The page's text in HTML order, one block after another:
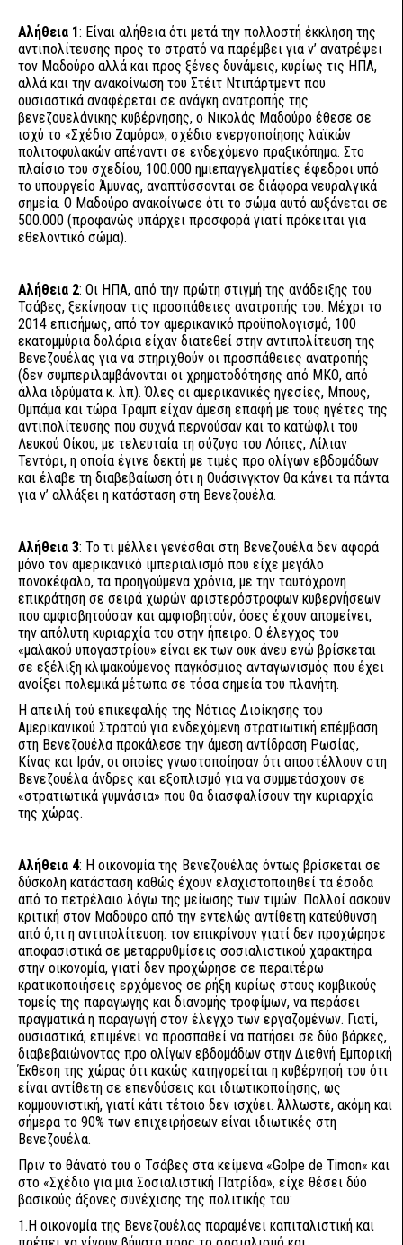
Αλήθεια 1: Είναι αλήθεια ότι μετά την πολλοστή έκκληση της
αντιπολίτευσης προς το στρατό να παρέμβει για ν’ ανατρέψει
τον Μαδούρο αλλά και προς ξένες δυνάμεις, κυρίως τις ΗΠΑ,
αλλά και την ανακοίνωση του Στέιτ Ντιπάρτμεντ που
ουσιαστικά αναφέρεται σε ανάγκη ανατροπής της
βενεζουελάνικης κυβέρνησης, ο Νικολάς Μαδούρο έθεσε σε
ισχύ το «Σχέδιο Ζαμόρα», σχέδιο ενεργοποίησης λαϊκών
πολιτοφυλακών απέναντι σε ενδεχόμενο πραξικόπημα. Στο
πλαίσιο του σχεδίου, 100.000 ημιεπαγγελματίες έφεδροι υπό
το υπουργείο Άμυνας, αναπτύσσονται σε διάφορα νευραλγικά
σημεία. Ο Μαδούρο ανακοίνωσε ότι το σώμα αυτό αυξάνεται σε
500.000 (προφανώς υπάρχει προσφορά γιατί πρόκειται για
εθελοντικό σώμα).
Αλήθεια 2: Οι ΗΠΑ, από την πρώτη στιγμή της ανάδειξης του
Τσάβες, ξεκίνησαν τις προσπάθειες ανατροπής του. Μέχρι το
2014 επισήμως, από τον αμερικανικό προϋπολογισμό, 100
εκατομμύρια δολάρια είχαν διατεθεί στην αντιπολίτευση της
Βενεζουέλας για να στηριχθούν οι προσπάθειες ανατροπής
(δεν συμπεριλαμβάνονται οι χρηματοδότησης από ΜΚΟ, από
άλλα ιδρύματα κ. λπ). Όλες οι αμερικανικές ηγεσίες, Μπους,
Ομπάμα και τώρα Τραμπ είχαν άμεση επαφή με τους ηγέτες της
αντιπολίτευσης που συχνά περνούσαν και το κατώφλι του
Λευκού Οίκου, με τελευταία τη σύζυγο του Λόπες, Λίλιαν
Τεντόρι, η οποία έγινε δεκτή με τιμές προ ολίγων εβδομάδων
και έλαβε τη διαβεβαίωση ότι η Ουάσινγκτον θα κάνει τα πάντα
για ν’ αλλάξει η κατάσταση στη Βενεζουέλα.
Αλήθεια 3: Το τι μέλλει γενέσθαι στη Βενεζουέλα δεν αφορά
μόνο τον αμερικανικό ιμπεριαλισμό που είχε μεγάλο
πονοκέφαλο, τα προηγούμενα χρόνια, με την ταυτόχρονη
επικράτηση σε σειρά χωρών αριστερόστροφων κυβερνήσεων
που αμφισβητούσαν και αμφισβητούν, όσες έχουν απομείνει,
την απόλυτη κυριαρχία του στην ήπειρο. Ο έλεγχος του
«μαλακού υπογαστρίου» είναι εκ των ουκ άνευ ενώ βρίσκεται
σε εξέλιξη κλιμακούμενος παγκόσμιος ανταγωνισμός που έχει
ανοίξει πολεμικά μέτωπα σε τόσα σημεία του πλανήτη.
Η απειλή τού επικεφαλής της Νότιας Διοίκησης του
Αμερικανικού Στρατού για ενδεχόμενη στρατιωτική επέμβαση
στη Βενεζουέλα προκάλεσε την άμεση αντίδραση Ρωσίας,
Κίνας και Ιράν, οι οποίες γνωστοποίησαν ότι αποστέλλουν στη
Βενεζουέλα άνδρες και εξοπλισμό για να συμμετάσχουν σε
«στρατιωτικά γυμνάσια» που θα διασφαλίσουν την κυριαρχία
της χώρας.
Αλήθεια 4: Η οικονομία της Βενεζουέλας όντως βρίσκεται σε
δύσκολη κατάσταση καθώς έχουν ελαχιστοποιηθεί τα έσοδα
από το πετρέλαιο λόγω της μείωσης των τιμών. Πολλοί ασκούν
κριτική στον Μαδούρο από την εντελώς αντίθετη κατεύθυνση
από ό,τι η αντιπολίτευση: τον επικρίνουν γιατί δεν προχώρησε
αποφασιστικά σε μεταρρυθμίσεις σοσιαλιστικού χαρακτήρα
στην οικονομία, γιατί δεν προχώρησε σε περαιτέρω
κρατικοποιήσεις ερχόμενος σε ρήξη κυρίως στους κομβικούς
τομείς της παραγωγής και διανομής τροφίμων, να περάσει
πραγματικά η παραγωγή στον έλεγχο των εργαζομένων. Γιατί,
ουσιαστικά, επιμένει να προσπαθεί να πατήσει σε δύο βάρκες,
διαβεβαιώνοντας προ ολίγων εβδομάδων στην Διεθνή Εμπορική
Έκθεση της χώρας ότι κακώς κατηγορείται η κυβέρνησή του ότι
είναι αντίθετη σε επενδύσεις και ιδιωτικοποίησης, ως
κομμουνιστική, γιατί κάτι τέτοιο δεν ισχύει. Άλλωστε, ακόμη και
σήμερα το 90% των επιχειρήσεων είναι ιδιωτικές στη
Βενεζουέλα.
Πριν το θάνατό του ο Τσάβες στα κείμενα «Golpe de Timon« και
στο «Σχέδιο για μια Σοσιαλιστική Πατρίδα», είχε θέσει δύο
βασικούς άξονες συνέχισης της πολιτικής του:
1.Η οικονομία της Βενεζουέλας παραμένει καπιταλιστική και